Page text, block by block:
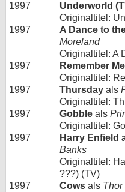
1997
Underworld
Originaltitel:
1997
A Dance to
Moreland
Originaltitel: A
1997
Remember
Originaltitel:
1997
Thursday als
Originaltitel:
1997
Gobble als
Originaltitel:
1997
Harry Enfield
Banks
Originaltitel:
???) (TV)
1997
Cows als Thor